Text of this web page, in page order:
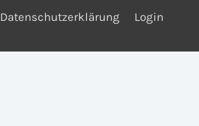
Datenschutzerklärung Login